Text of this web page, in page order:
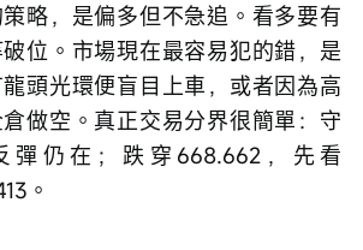
略，是偏多但不急追。看多要有
位。市場現在最容易犯的錯，是
頭光環便盲目上車，或者因為高
做空。真正交易分界很簡單：守
彈仍在；跌穿668.662，先看
。